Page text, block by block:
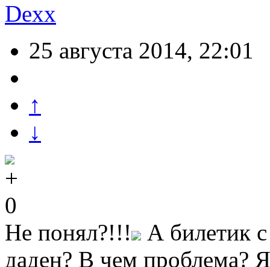
Dexx
25 августа 2014, 22:01
↑
↓
0
Не понял?!!!
А билетик
даден? В чем проблема?